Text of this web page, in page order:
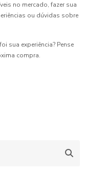
no mercado, fazer sua
ou dúvidas sobre
sua experiência? Pense
compra.